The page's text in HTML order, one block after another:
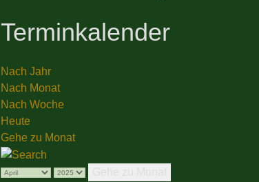
Terminkalender
Nach Jahr
Nach Monat
Nach Woche
Heute
Gehe zu Monat